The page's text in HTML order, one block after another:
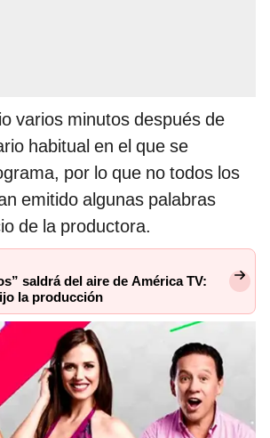
varios minutos después de
habitual en el que se
por lo que no todos los
emitido algunas palabras
de la productora.
saldrá del aire de América TV:
la producción